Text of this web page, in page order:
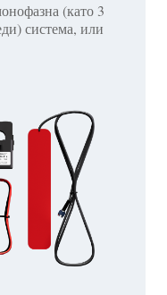
(като 3
система, или